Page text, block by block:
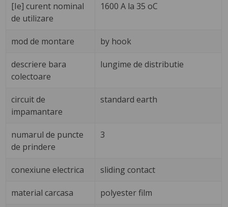
[Ie] curent nominal
de utilizare
1600 A la 35 oC
mod de montare by hook
descriere bara
colectoare
lungime de distributie
circuit de
impamantare
standard earth
numarul de puncte
de prindere
3
conexiune electrica sliding contact
material carcasa polyester film